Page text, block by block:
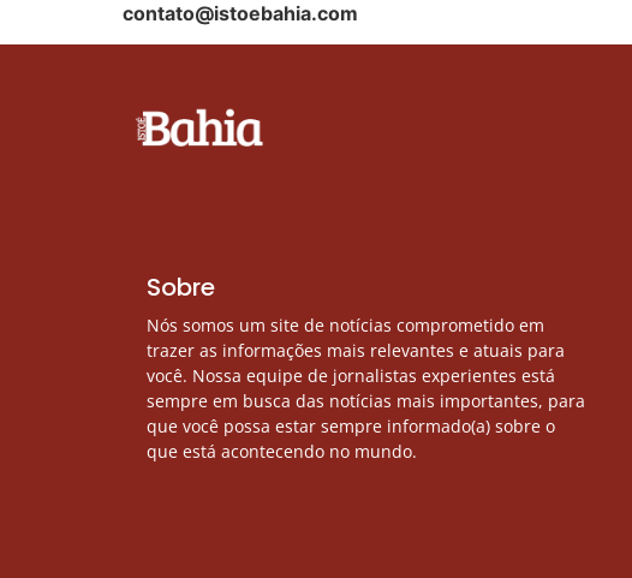
contato@istoebahia.com
Sobre
Nós somos um site de notícias comprometido em
trazer as informações mais relevantes e atuais para
você. Nossa equipe de jornalistas experientes está
sempre em busca das notícias mais importantes, para
que você possa estar sempre informado(a) sobre o
que está acontecendo no mundo.